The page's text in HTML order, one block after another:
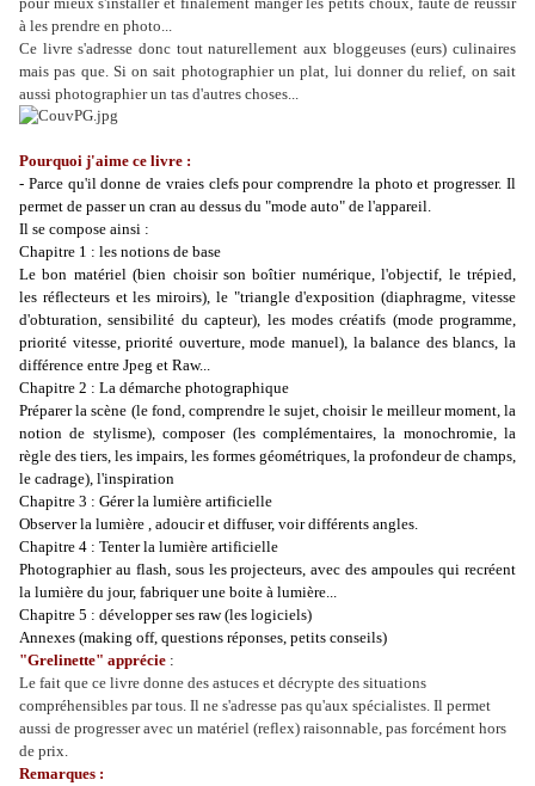
à les prendre en photo...
Ce livre s'adresse donc tout naturellement aux bloggeuses (eurs) culinaires
mais pas que. Si on sait photographier un plat, lui donner du relief, on sait
aussi photographier un tas d'autres choses...
Pourquoi j'aime ce livre :
- Parce qu'il donne de vraies clefs pour comprendre la photo et progresser. Il
permet de passer un cran au dessus du "mode auto" de l'appareil.
Il se compose ainsi :
Chapitre 1 : les notions de base
Le bon matériel (bien choisir son boîtier numérique, l'objectif, le trépied,
les réflecteurs et les miroirs), le "triangle d'exposition (diaphragme, vitesse
d'obturation, sensibilité du capteur), les modes créatifs (mode programme,
priorité vitesse, priorité ouverture, mode manuel), la balance des blancs, la
différence entre Jpeg et Raw...
Chapitre 2 : La démarche photographique
Préparer la scène (le fond, comprendre le sujet, choisir le meilleur moment, la
notion de stylisme), composer (les complémentaires, la monochromie, la
règle des tiers, les impairs, les formes géométriques, la profondeur de champs,
le cadrage), l'inspiration
Chapitre 3 : Gérer la lumière artificielle
Observer la lumière , adoucir et diffuser, voir différents angles.
Chapitre 4 : Tenter la lumière artificielle
Photographier au flash, sous les projecteurs, avec des ampoules qui recréent
la lumière du jour, fabriquer une boite à lumière...
Chapitre 5 : développer ses raw (les logiciels)
Annexes (making off, questions réponses, petits conseils)
"Grelinette" apprécie :
Le fait que ce livre donne des astuces et décrypte des situations
compréhensibles par tous. Il ne s'adresse pas qu'aux spécialistes. Il permet
aussi de progresser avec un matériel (reflex) raisonnable, pas forcément hors
de prix.
Remarques :